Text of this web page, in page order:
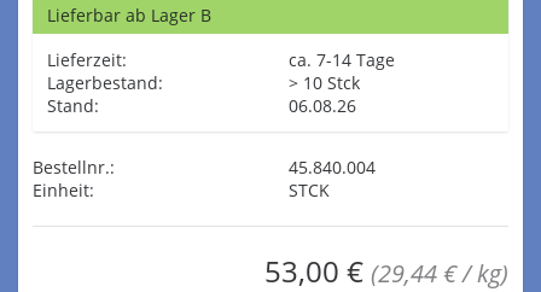
Lieferbar ab Lager B
Lieferzeit:
ca. 7-14 Tage
Lagerbestand:
> 10 Stck
Stand:
06.08.26
Bestellnr.:
45.840.004
Einheit:
STCK
53,00 € (29,44 € / kg)